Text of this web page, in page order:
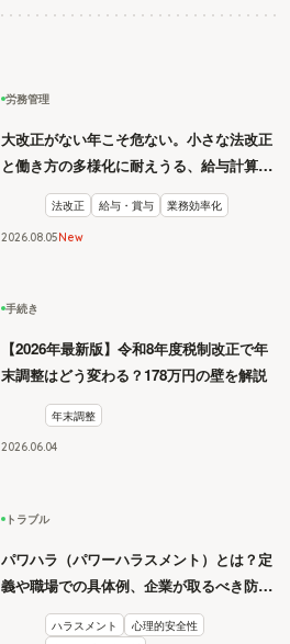
労務管理
大改正がない年こそ危ない。小さな法改正
と働き方の多様化に耐えうる、給与計算と
リスク管理
法改正 給与・賞与 業務効率化
2026 08 05New
手続き
【2026年最新版】令和8年度税制改正で年
末調整はどう変わる？178万円の壁を解説
年末調整
2026.06 04
トラブル
パワハラ（パワーハラスメント）とは？定
義や職場での具体例、企業が取るべき防止
措置を学ぶ
ハラスメント
心理的安全性